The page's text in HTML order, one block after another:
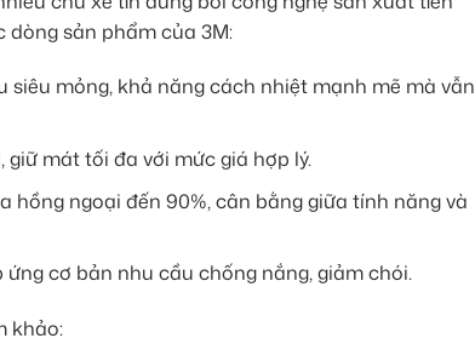
sản phẩm của 3M:
siêu mỏng, khả năng cách nhiệt mạnh mẽ mà vẫn
mát tối đa với mức giá hợp lý.
hồng ngoại đến 90%, cân bằng giữa tính năng và
cơ bản nhu cầu chống nắng, giảm chói.
khảo: